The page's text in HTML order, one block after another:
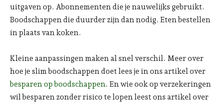
uitgaven op. Abonnementen die je nauwelijks gebruikt.
Boodschappen die duurder zijn dan nodig. Eten bestellen
in plaats van koken.
Kleine aanpassingen maken al snel verschil. Meer over
hoe je slim boodschappen doet lees je in ons artikel over
besparen op boodschappen. En wie ook op verzekeringen
wil besparen zonder risico te lopen leest ons artikel over